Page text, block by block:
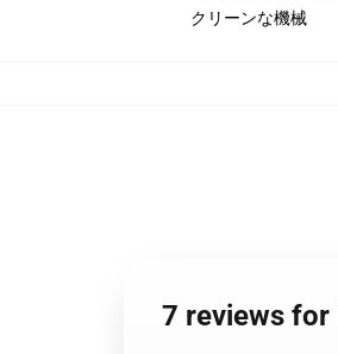
クリーンな機械
7 reviews for